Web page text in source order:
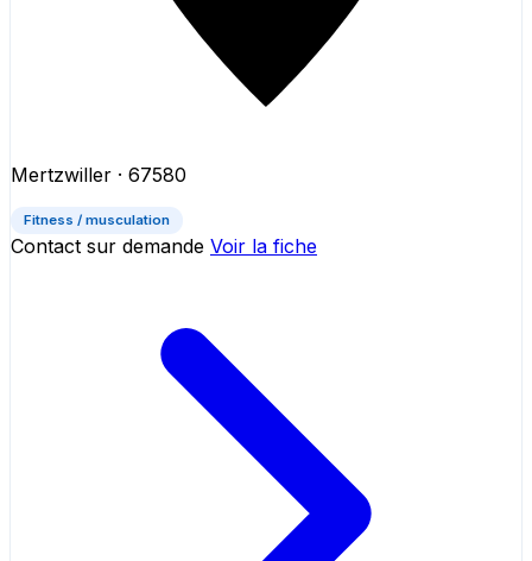
Mertzwiller · 67580
Fitness / musculation
Contact sur demande Voir la fiche